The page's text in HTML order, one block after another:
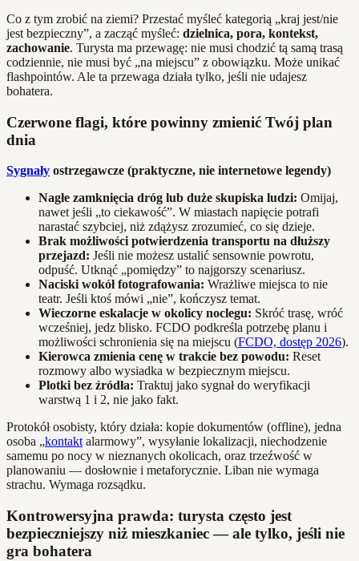
Co z tym zrobić na ziemi? Przestać myśleć kategorią „kraj jest/nie
jest bezpieczny”, a zacząć myśleć: dzielnica, pora, kontekst,
zachowanie. Turysta ma przewagę: nie musi chodzić tą samą trasą
codziennie, nie musi być „na miejscu” z obowiązku. Może unikać
flashpointów. Ale ta przewaga działa tylko, jeśli nie udajesz
bohatera.
Czerwone flagi, które powinny zmienić Twój plan
dnia
Sygnały ostrzegawcze (praktyczne, nie internetowe legendy)
Nagłe zamknięcia dróg lub duże skupiska ludzi: Omijaj,
nawet jeśli „to ciekawość”. W miastach napięcie potrafi
narastać szybciej, niż zdążysz zrozumieć, co się dzieje.
Brak możliwości potwierdzenia transportu na dłuższy
przejazd: Jeśli nie możesz ustalić sensownie powrotu,
odpuść. Utknąć „pomiędzy” to najgorszy scenariusz.
Naciski wokół fotografowania: Wrażliwe miejsca to nie
teatr. Jeśli ktoś mówi „nie”, kończysz temat.
Wieczorne eskalacje w okolicy noclegu: Skróć trasę, wróć
wcześniej, jedz blisko. FCDO podkreśla potrzebę planu i
możliwości schronienia się na miejscu (FCDO, dostęp 2026).
Kierowca zmienia cenę w trakcie bez powodu: Reset
rozmowy albo wysiadka w bezpiecznym miejscu.
Plotki bez źródła: Traktuj jako sygnał do weryfikacji
warstwą 1 i 2, nie jako fakt.
Protokół osobisty, który działa: kopie dokumentów (offline), jedna
osoba „kontaktalarmowy”, wysyłanie lokalizacji, niechodzenie
samemu po nocy w nieznanych okolicach, oraz trzeźwość w
planowaniu — dosłownie i metaforycznie. Liban nie wymaga
strachu. Wymaga rozsądku.
Kontrowersyjna prawda: turysta często jest
bezpieczniejszy niż mieszkaniec — ale tylko, jeśli nie
gra bohatera